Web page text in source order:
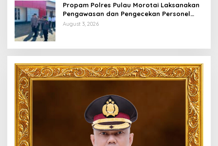
Propam Polres Pulau Morotai Laksanakan
Pengawasan dan Pengecekan Personel
Saat Apel Serah Terima Piket Fungsi
August 3, 2026